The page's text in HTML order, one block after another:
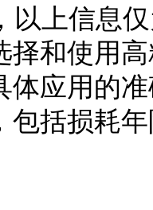
上信息
择和使用
体应用的
包括损耗